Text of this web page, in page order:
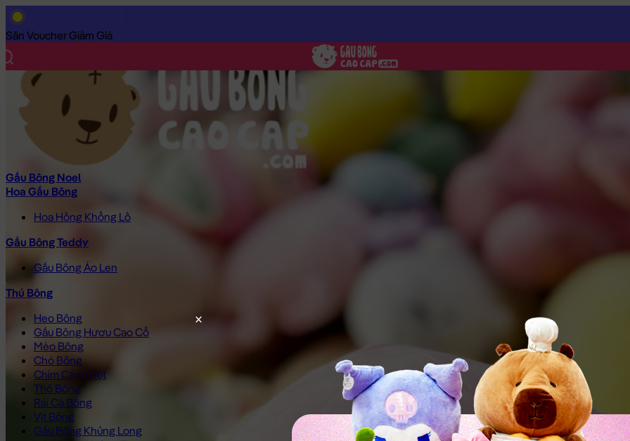
Săn Voucher Giảm Giá
Gấu Bông Noel
Hoa Gấu Bông
Hoa Hồng Khổng Lồ
Gấu Bông Teddy
Gấu Bông Áo Len
Thú Bông
Heo Bông
Gấu Bông Hươu Cao Cổ
Mèo Bông
Chó Bông
Chim Cánh Cụt
Thỏ Bông
Rái Cá Bông
Vịt Bông
Gấu Bông Khủng Long
Trang Chủ